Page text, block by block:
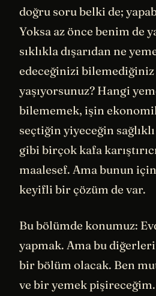
doğru soru belki de;
Yoksa az önce benim de
sıklıkla dışarıdan ne
edeceğinizi bilemediğiniz
yaşıyorsunuz? Hangi
bilememek, işin
seçtiğin yiyeceğin
gibi birçok kafa
maalesef. Ama bunun
keyifli bir çözüm de var.
Bu bölümde konumuz:
yapmak. Ama bu
bir bölüm olacak. Ben
ve bir yemek